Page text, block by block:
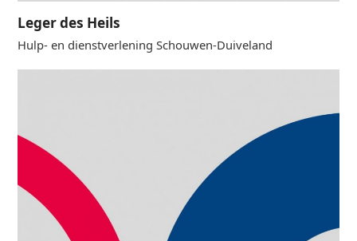
Leger des Heils
Hulp- en dienstverlening Schouwen-Duiveland